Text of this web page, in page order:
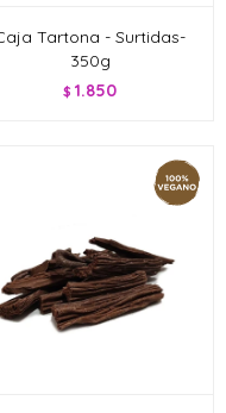
Tartona - Surtidas-
350g
$ 1.850